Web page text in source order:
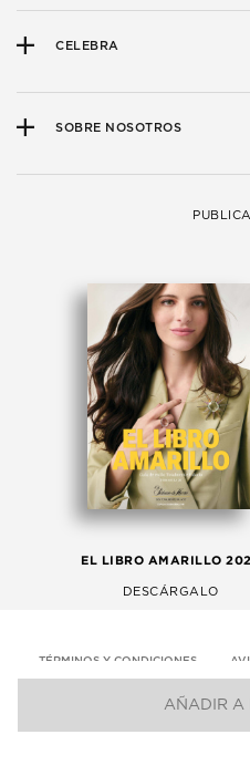
AÑADIR A
CELEBRA
SOBRE NOSOTROS
EL LIBRO AMARILLO
DESCÁRGALO
TÉRMINOS Y CONDICIONES